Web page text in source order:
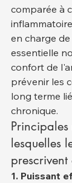
comparée à
en charge
essentielle
confort de
prévenir les
long terme
chronique.
lesquelles
1. Puissant